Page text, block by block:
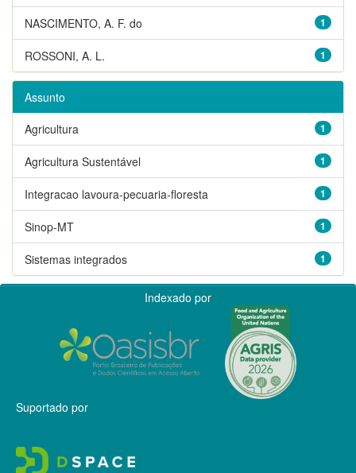
1
NASCIMENTO, A. F. do
1
ROSSONI, A. L.
Assunto
1
Agricultura
1
Agricultura Sustentável
1
Integracao lavoura-pecuaria-floresta
1
Sinop-MT
1
Sistemas integrados
Indexado por
Suportado por